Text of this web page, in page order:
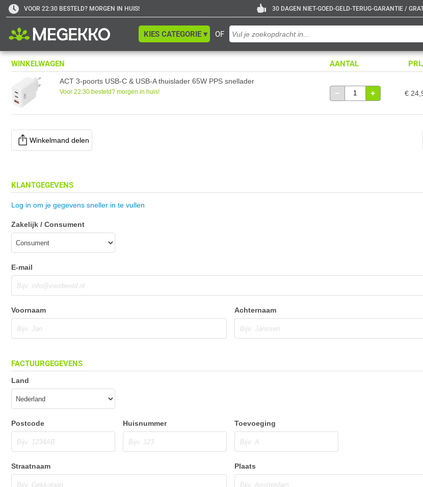
VOOR 22:30 BESTELD? MORGEN IN HUIS! 30 DAGEN NIET-GOED-GELD-TERUG-GARANTIE /
OF
KIES CATEGORIE ▾
WINKELWAGEN AANTAL
ACT 3-poorts USB-C & USB-A thuislader 65W PPS snellader
Voor 22:30 besteld? morgen in huis! − + €
Winkelmand delen
KLANTGEGEVENS
Log in om je gegevens sneller in te vullen
Zakelijk / Consument
E-mail
Voornaam Achternaam
FACTUURGEGEVENS
Land
Postcode Huisnummer Toevoeging
Straatnaam Plaats